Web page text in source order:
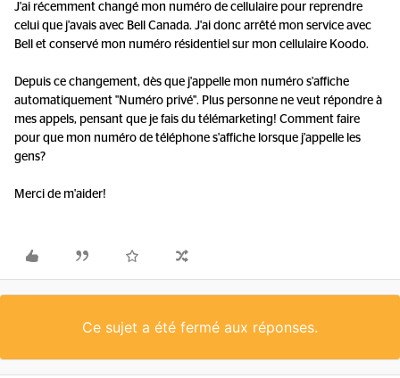
J'ai récemment changé mon numéro de cellulaire pour reprendre
celui que j'avais avec Bell Canada. J'ai donc arrêté mon service avec
Bell et conservé mon numéro résidentiel sur mon cellulaire Koodo.
Depuis ce changement, dès que j'appelle mon numéro s'affiche
automatiquement "Numéro privé". Plus personne ne veut répondre à
mes appels, pensant que je fais du télémarketing! Comment faire
pour que mon numéro de téléphone s'affiche lorsque j'appelle les
gens?
Merci de m'aider!
Ce sujet a été fermé aux réponses.